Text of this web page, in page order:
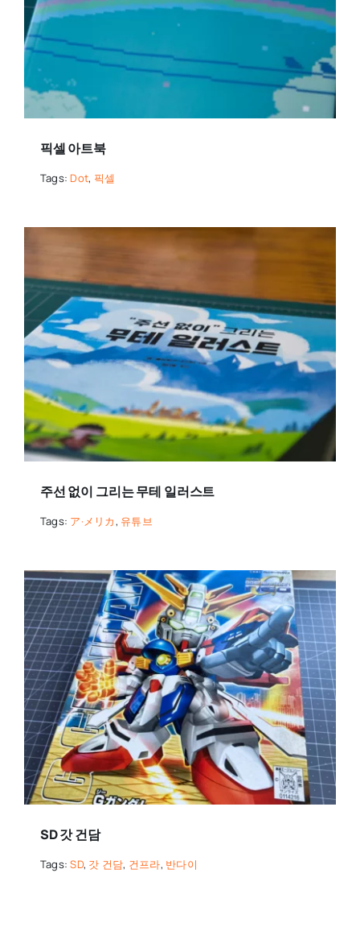
픽셀 아트북
Tags: Dot, 픽셀
주선 없이 그리는 무테 일러스트
Tags: ア·メリカ, 유튜브
SD 갓 건담
Tags:SD, 갓 건담, 건프라, 반다이